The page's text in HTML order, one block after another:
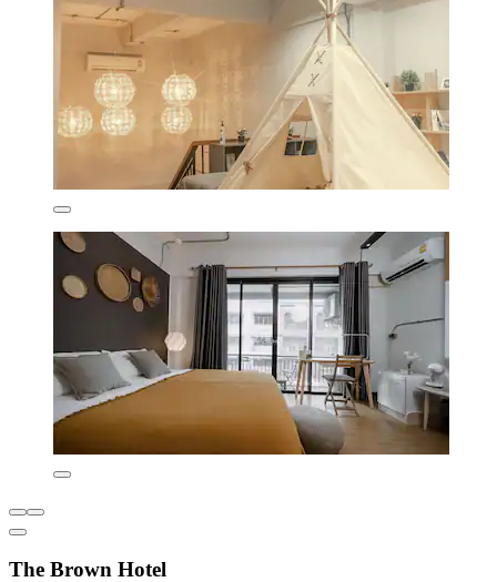
The Brown Hotel